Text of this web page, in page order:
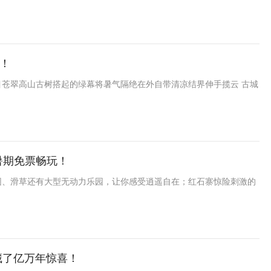
翠高山古树搭起的绿幕将暑气隔绝在外自带清凉结界伸手揽云 古城
免票畅玩！
滑草还有大型无动力乐园，让你感受逍遥自在；红石寨惊险刺激的
亿万年惊喜！